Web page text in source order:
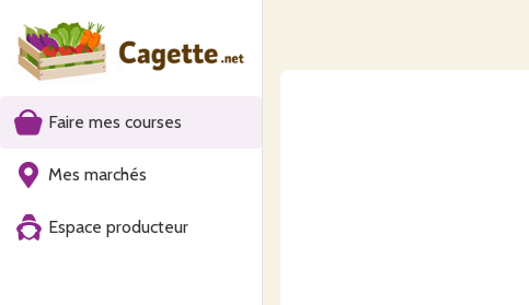
Faire mes courses
Mes marchés
Espace producteur